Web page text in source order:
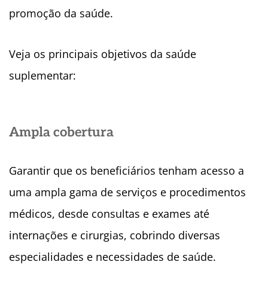
promoção da saúde.
Veja os principais objetivos da saúde
suplementar:
Ampla cobertura
Garantir que os beneficiários tenham acesso a
uma ampla gama de serviços e procedimentos
médicos, desde consultas e exames até
internações e cirurgias, cobrindo diversas
especialidades e necessidades de saúde.